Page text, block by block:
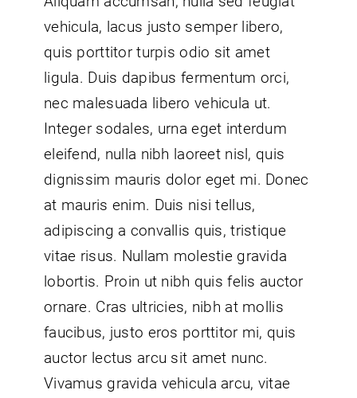
vehicula, lacus justo semper libero,
quis porttitor turpis odio sit amet
ligula. Duis dapibus fermentum orci,
nec malesuada libero vehicula ut.
Integer sodales, urna eget interdum
eleifend, nulla nibh laoreet nisl, quis
dignissim mauris dolor eget mi. Donec
at mauris enim. Duis nisi tellus,
adipiscing a convallis quis, tristique
vitae risus. Nullam molestie gravida
lobortis. Proin ut nibh quis felis auctor
ornare. Cras ultricies, nibh at mollis
faucibus, justo eros porttitor mi, quis
auctor lectus arcu sit amet nunc.
Vivamus gravida vehicula arcu, vitae